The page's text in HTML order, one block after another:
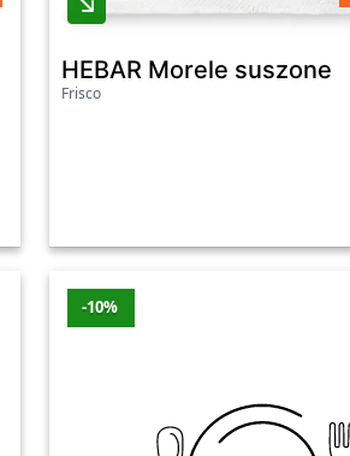
HEBAR Morele suszone
Frisco
-10%